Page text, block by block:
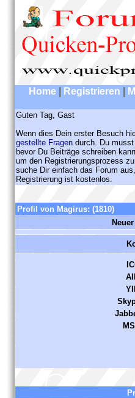
Home Registrieren
Guten Tag, Gast
Wenn dies Dein erster Besuch
gestellte Fragen durch. Du
bevor Du Beiträge schreiben
um den Registrierungsprozess
suche Dir einfach das Forum
Registrierung ist kostenlos.
Profil von Magirus: (1810)